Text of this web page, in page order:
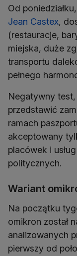
Od
Jean Castex,
(restauracje,
miejska, duże
transportu
pełnego
Negatywny
przedstawić
ramach
akceptowany
placówek i
politycznych.
Wariant
Na początku
omikron został
analizowanych
pierwszy od